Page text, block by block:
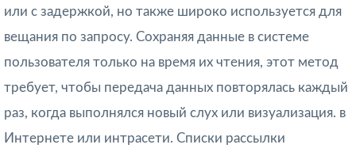
или с задержкой, но также широко используется для
вещания по запросу. Сохраняя данные в системе
пользователя только на время их чтения, этот метод
требует, чтобы передача данных повторялась каждый
раз, когда выполнялся новый слух или визуализация. в
Интернете или интрасети. Списки рассылки